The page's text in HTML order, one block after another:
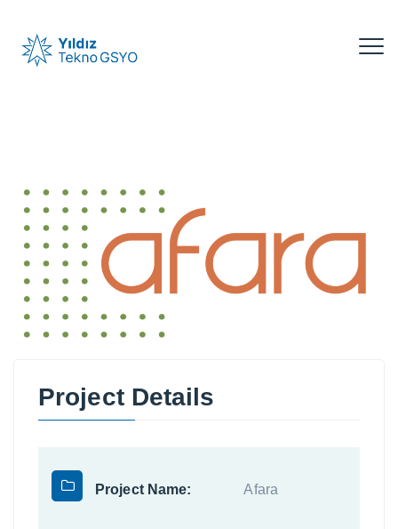
Project Details
Project Name: Afara